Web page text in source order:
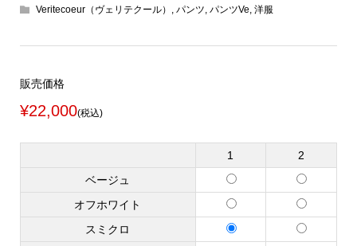
Veritecoeur（ヴェリテクール） , パンツ, パンツVe, 洋服
販売価格
¥22,000(税込)
1
2
ベージュ
オフホワイト
スミクロ